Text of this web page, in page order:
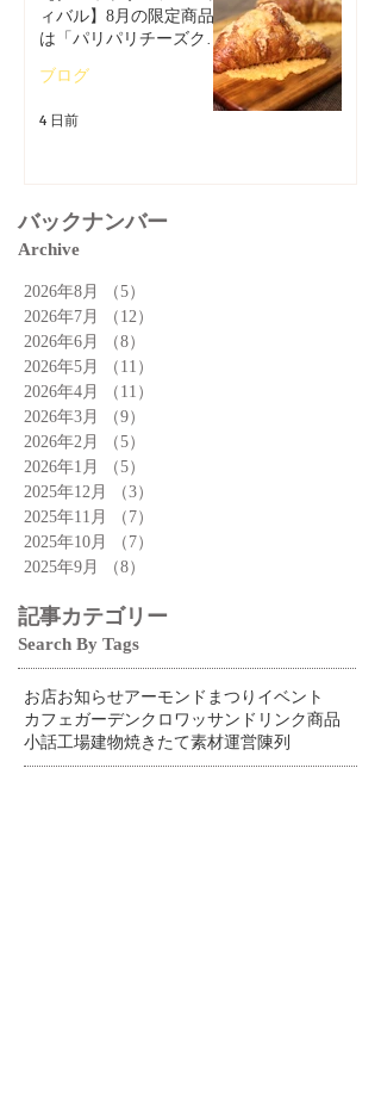
ィバル】8月の限定商品
は「パリパリチーズクロ
ブログ
4 日前
バックナンバー
Archive
2026年8月 （5）
2026年7月
（12）
2026年6月
（8）
2026年5月
（11）
2026年4月
（11）
2026年3月
（9）
2026年2月
（5）
2026年1月
（5）
2025年12月
（3）
2025年11月
（7）
2025年10月
（7）
2025年9月
（8）
記事カテゴリー
Search By Tags
お店お知らせアーモンドまつり イベント
カフェ ガーデンクロワッサン ドリンク商品
小話工場建物焼きたて素材運営陳列